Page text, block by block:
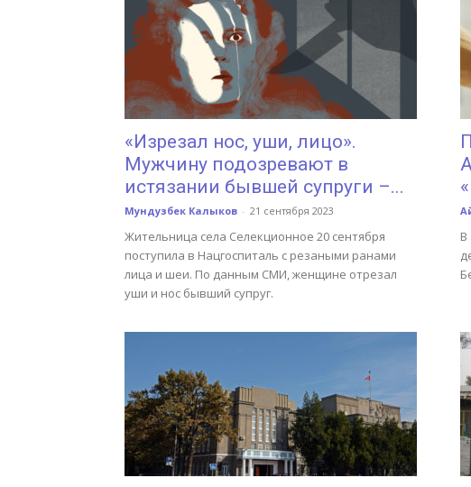
«Изрезал нос, уши, лицо».
Мужчину подозревают в
истязании бывшей супруги –...
Мундузбек Калыков - 21 сентября 2023
Жительница села Селекционное 20 сентября
поступила в Нацгоспиталь с резаными ранами
лица и шеи. По данным СМИ, женщине отрезал
уши и нос бывший супруг.
В